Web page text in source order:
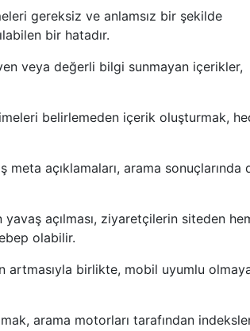
gereksiz ve anlamsız bir şekilde
bir hatadır.
veya değerli bilgi sunmayan içerikler,
belirlemeden içerik oluşturmak,
açıklamaları, arama sonuçlarında
açılması, ziyaretçilerin siteden
olabilir.
artmasıyla birlikte, mobil uyumlu
arama motorları tarafından